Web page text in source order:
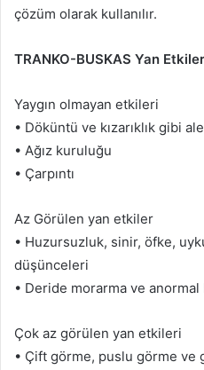
çözüm olarak kullanılır.
TRANKO-BUSKAS Yan
Yaygın olmayan etkileri
• Döküntü ve kızarıklık gibi
• Ağız kuruluğu
• Çarpıntı
Az Görülen yan etkiler
• Huzursuzluk, sinir, öfke,
düşünceleri
• Deride morarma ve anormal
Çok az görülen yan etkileri
• Çift görme, puslu görme ve